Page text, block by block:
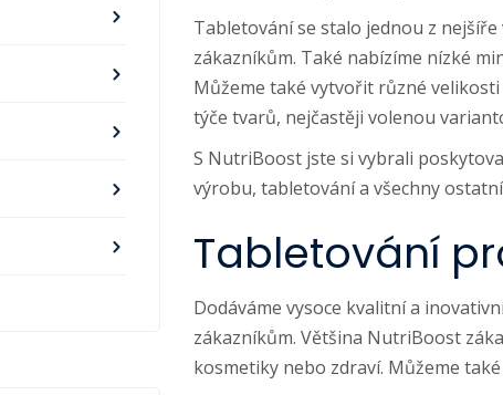
Tabletování se stalo jednou z
zákazníkům. Také nabízíme nízké
Můžeme také vytvořit různé velikosti
týče tvarů, nejčastěji volenou
S NutriBoost jste si vybrali
výrobu, tabletování a všechny
Tabletování
Dodáváme vysoce kvalitní a
zákazníkům. Většina NutriBoost
kosmetiky nebo zdraví. Můžeme